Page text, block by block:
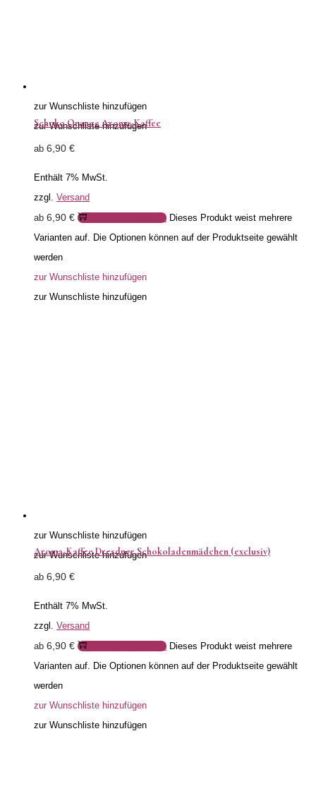
zur Wunschliste hinzufügen
zur Wunschliste hinzufügen
Schoko Orange Aroma-Kaffee
ab 6,90 €
Enthält 7% MwSt.
zzgl. Versand
ab 6,90 € Ausführung wählen Dieses Produkt weist mehrere
Varianten auf. Die Optionen können auf der Produktseite gewählt
werden
zur Wunschliste hinzufügen
zur Wunschliste hinzufügen
zur Wunschliste hinzufügen
zur Wunschliste hinzufügen
Aroma-Kaffee Dresdner Schokoladenmädchen (exclusiv)
ab 6,90 €
Enthält 7% MwSt.
zzgl. Versand
ab 6,90 € Ausführung wählen Dieses Produkt weist mehrere
Varianten auf. Die Optionen können auf der Produktseite gewählt
werden
zur Wunschliste hinzufügen
zur Wunschliste hinzufügen